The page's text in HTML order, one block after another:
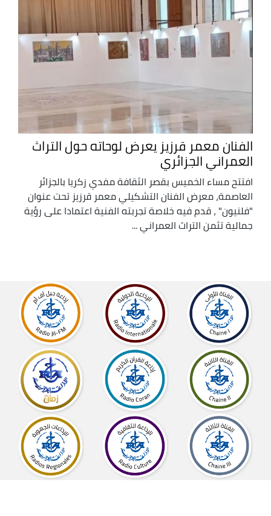
الفنان معمر قرزيز يعرض لوحاته حول التراث
العمراني الجزائري
افتتح مساء الخميس بقصر الثقافة مفدي زكريا بالجزائر
العاصمة، معرض الفنان التشكيلي معمر قرزيز تحت عنوان
"فلنيون" ، قدم فيه خلاصة تجربته الفنية اعتمادا على رؤية
جمالية تثمن التراث العمراني ...